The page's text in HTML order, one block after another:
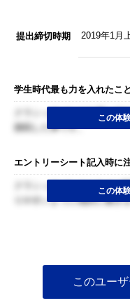
提出締切時期 2019年1月
学生時代最も力を入れたこと
クラシックバレエを習って
挑戦した事です。
この体
エントリーシート記入時に
クラシックバレエとあまり
りやすいように端的に書き
この体
このユー